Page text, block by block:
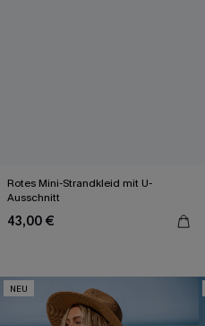
Rotes Mini-Strandkleid mit U-
Ausschnitt
43,00 €
NEU